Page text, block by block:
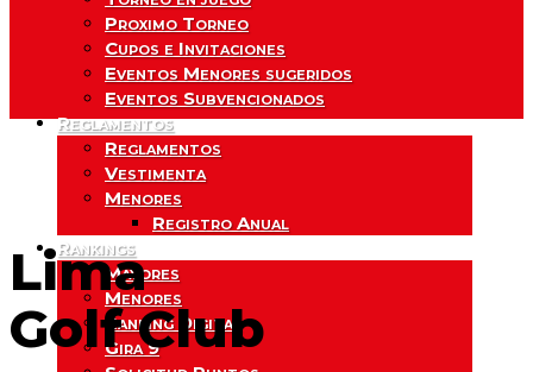
Proximo Torneo
Cupos e Invitaciones
Eventos Menores sugeridos
Eventos Subvencionados
Reglamentos
Reglamentos
Vestimenta
Menores
Registro Anual
Rankings
Mayores
Menores
Ranking Digital
Gira 9
Lima
Golf Club